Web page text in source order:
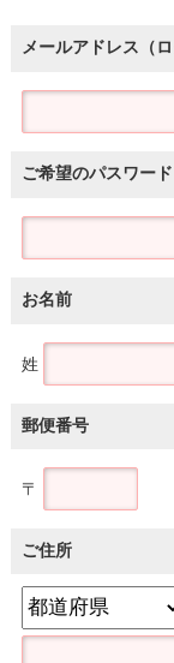
メールアドレス（ロ
ご希望のパスワード
お名前
姓
郵便番号
〒
ご住所